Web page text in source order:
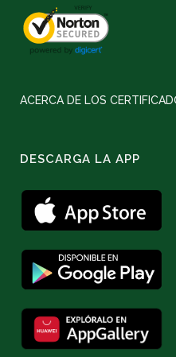
ACERCA DE LOS
DESCARGA LA APP